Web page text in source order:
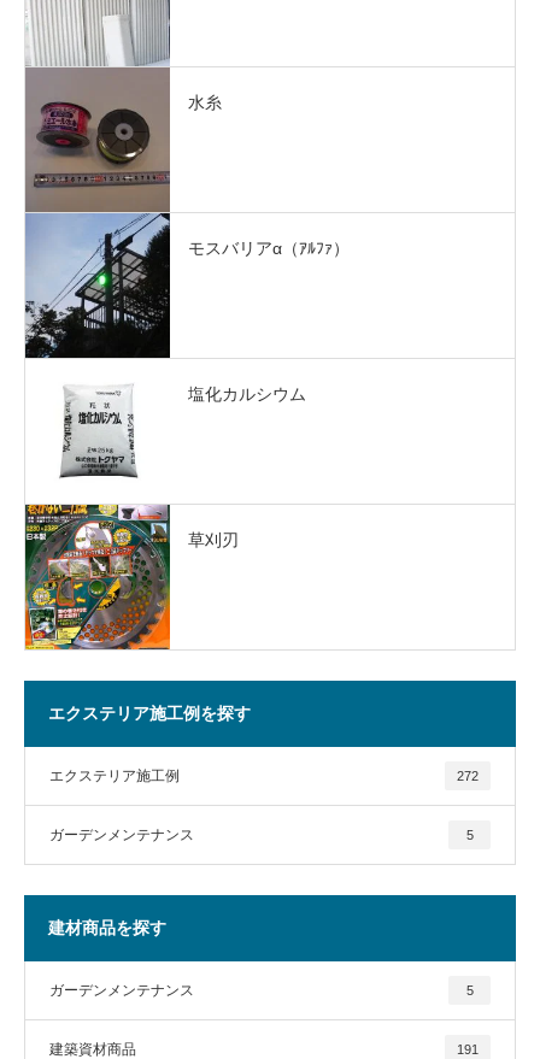
水糸
モスバリアα（ｱﾙﾌｧ）
塩化カルシウム
草刈刃
エクステリア施工例を探す
エクステリア施工例 272
ガーデンメンテナンス 5
建材商品を探す
ガーデンメンテナンス 5
建築資材商品 191